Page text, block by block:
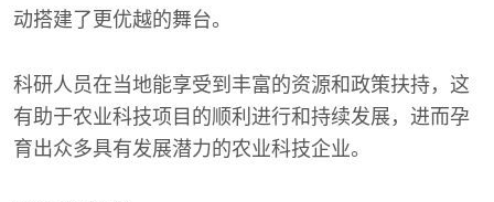
动搭建了更优越的舞台。
科研人员在当地能享受到丰富的资源和政策扶持，这
有助于农业科技项目的顺利进行和持续发展，进而孕
育出众多具有发展潜力的农业科技企业。